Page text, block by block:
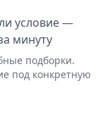
условие —
минуту
подборки.
под конкретную